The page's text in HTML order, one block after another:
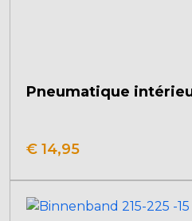
Pneumatique
€ 14,95